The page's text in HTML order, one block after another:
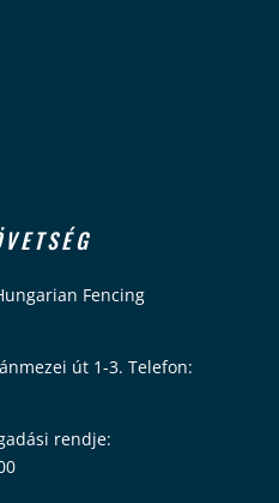
Fencing
út 1-3. Telefon:
rendje: